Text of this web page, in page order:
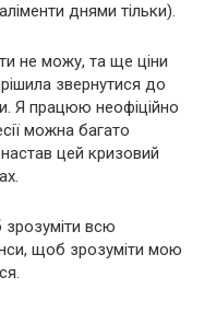
днями тільки).
не можу, та ще ціни
звернутися до
Я працюю неофіційно
можна багато
цей кризовий
зрозуміти всю
щоб зрозуміти мою